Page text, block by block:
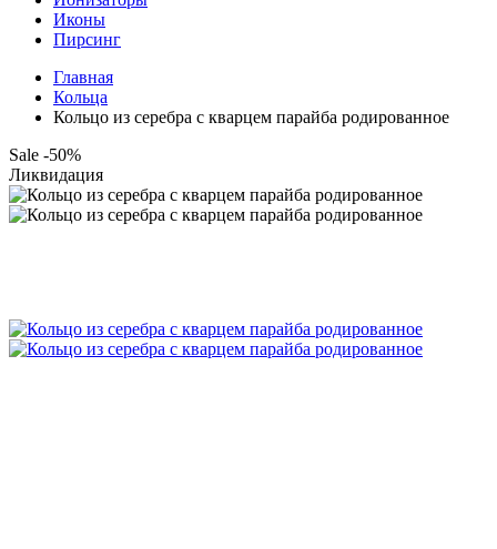
Иконы
Пирсинг
Главная
Кольца
Кольцо из серебра с кварцем парайба родированное
Sale -50%
Ликвидация